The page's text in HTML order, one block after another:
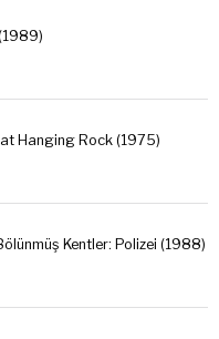
Hanging Rock (1975)
Kentler: Polizei (1988)